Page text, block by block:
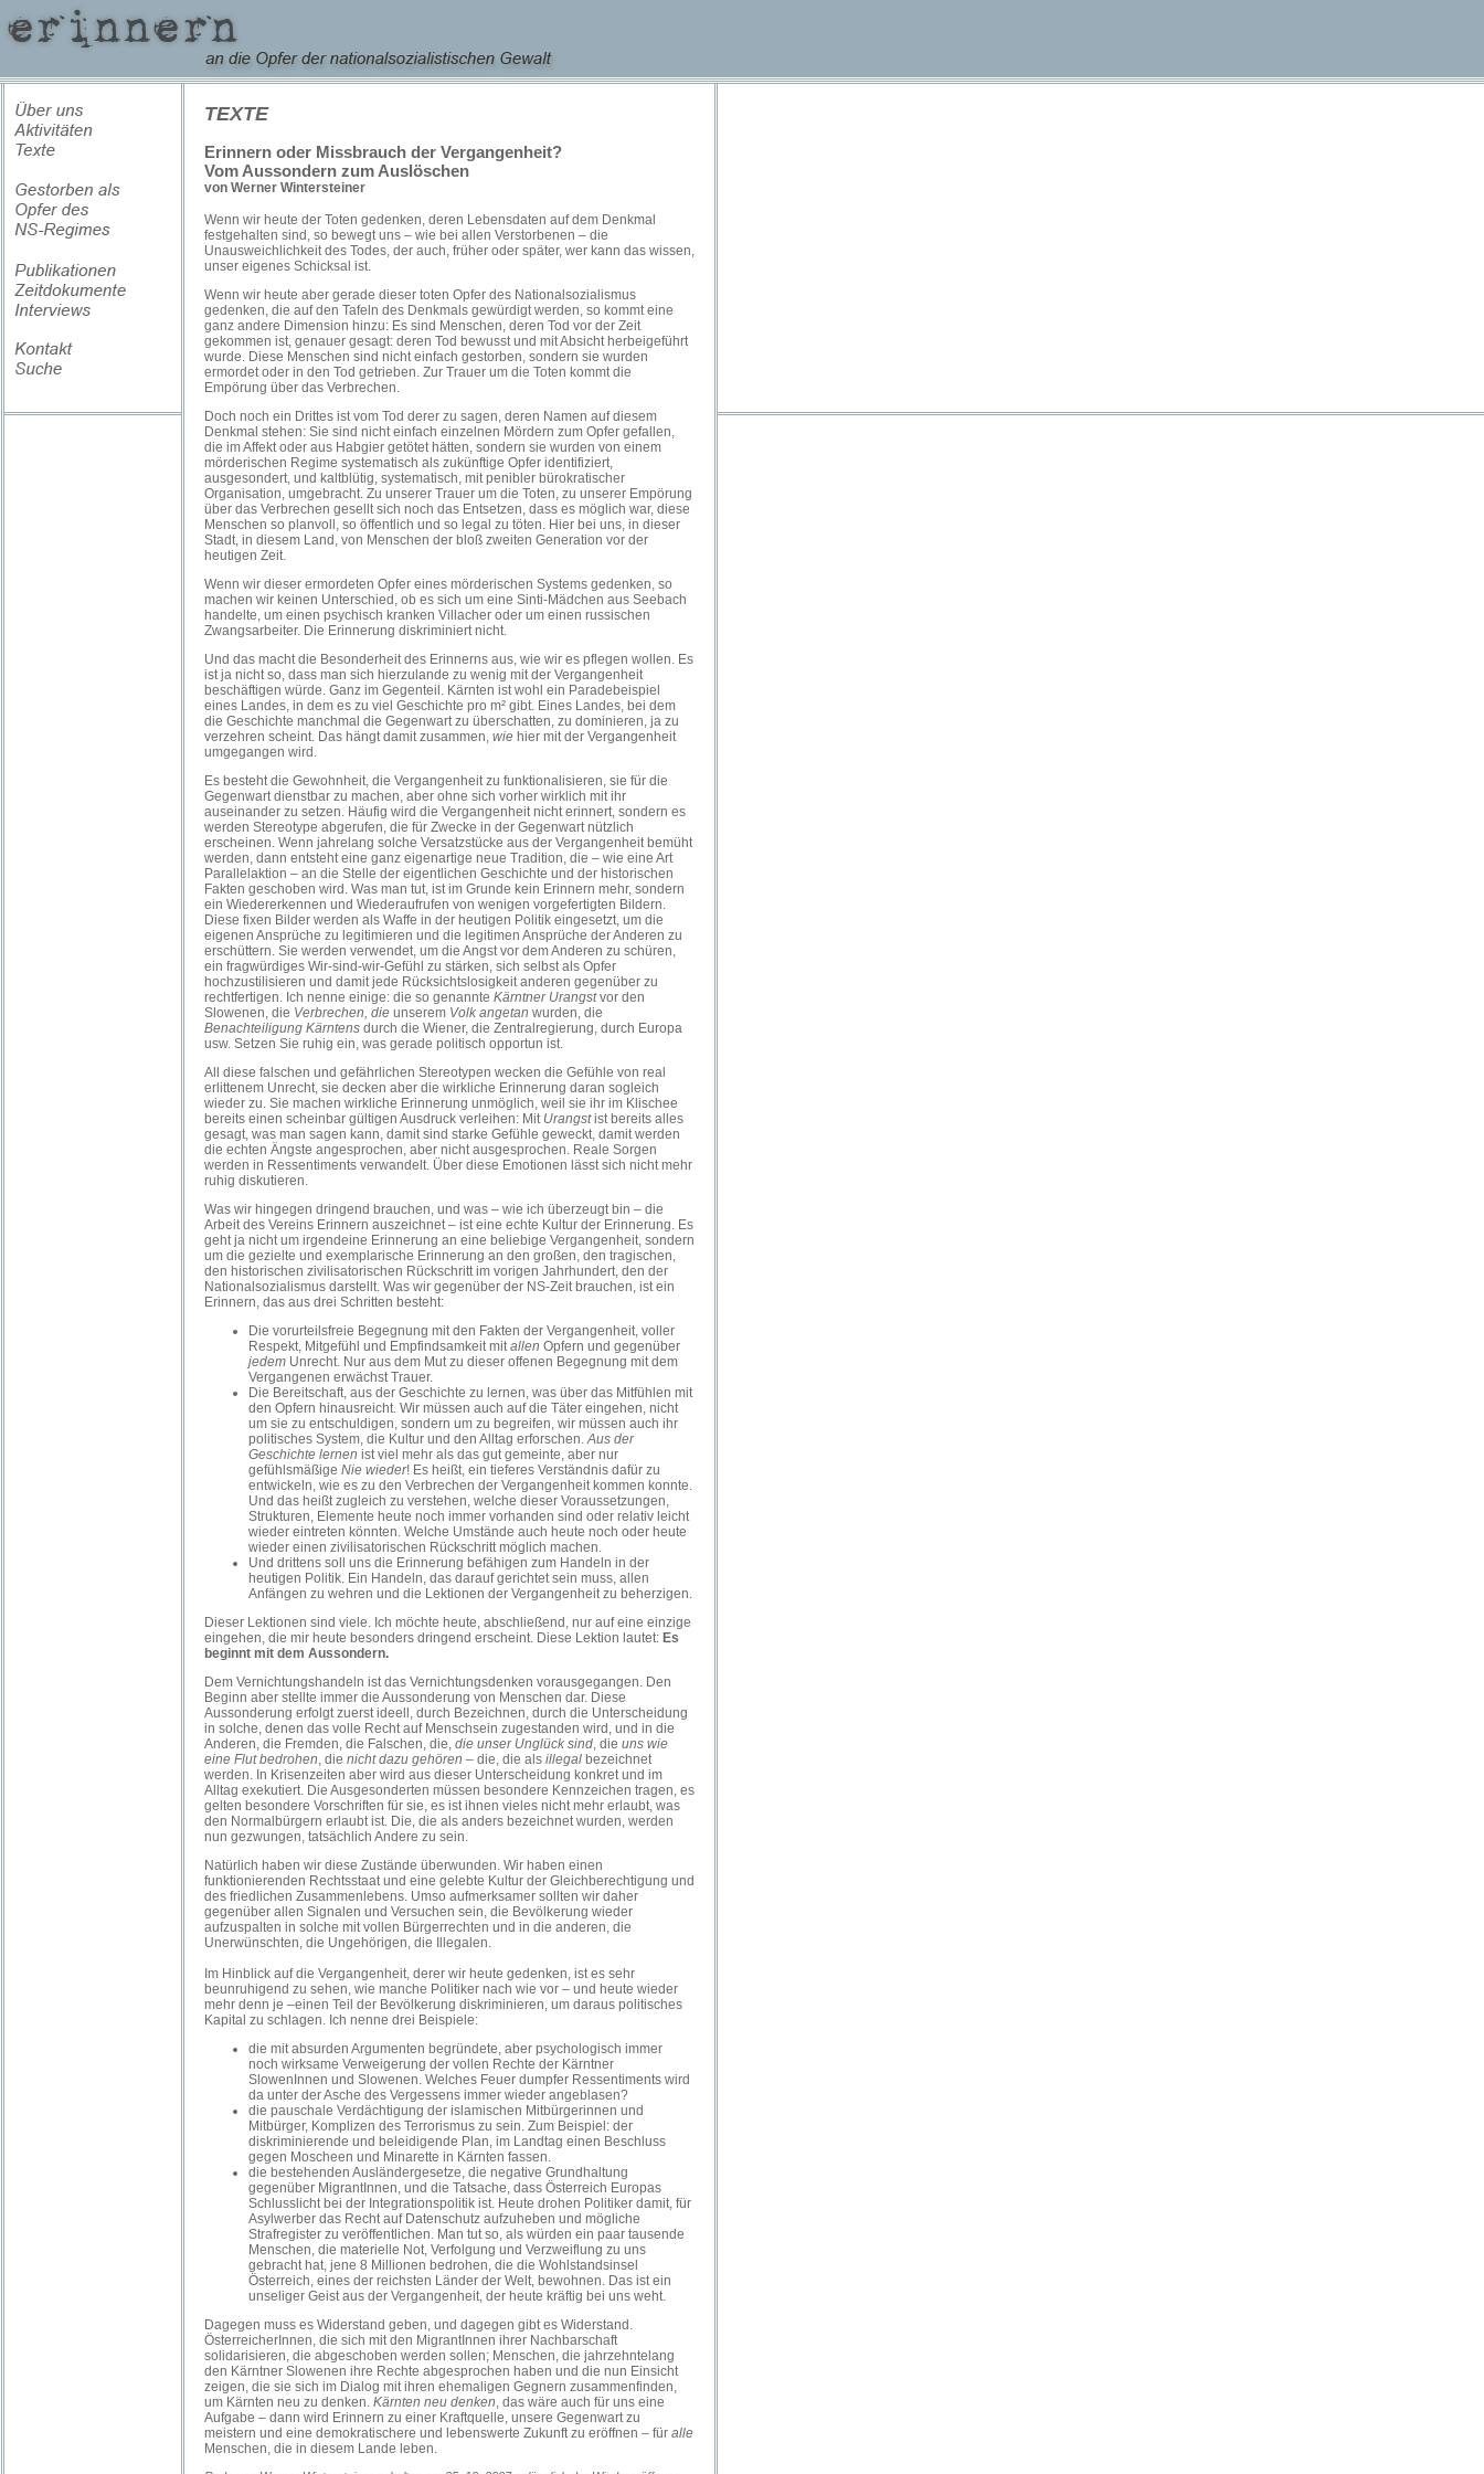
TEXTE
Erinnern oder Missbrauch der Vergangenheit?
Vom Aussondern zum Auslöschen
von Werner Wintersteiner
Wenn wir heute der Toten gedenken, deren Lebensdaten auf dem Denkmal
festgehalten sind, so bewegt uns – wie bei allen Verstorbenen – die
Unausweichlichkeit des Todes, der auch, früher oder später, wer kann das wissen,
unser eigenes Schicksal ist.
Wenn wir heute aber gerade dieser toten Opfer des Nationalsozialismus
gedenken, die auf den Tafeln des Denkmals gewürdigt werden, so kommt eine
ganz andere Dimension hinzu: Es sind Menschen, deren Tod vor der Zeit
gekommen ist, genauer gesagt: deren Tod bewusst und mit Absicht herbeigeführt
wurde. Diese Menschen sind nicht einfach gestorben, sondern sie wurden
ermordet oder in den Tod getrieben. Zur Trauer um die Toten kommt die
Empörung über das Verbrechen.
Doch noch ein Drittes ist vom Tod derer zu sagen, deren Namen auf diesem
Denkmal stehen: Sie sind nicht einfach einzelnen Mördern zum Opfer gefallen,
die im Affekt oder aus Habgier getötet hätten, sondern sie wurden von einem
mörderischen Regime systematisch als zukünftige Opfer identifiziert,
ausgesondert, und kaltblütig, systematisch, mit penibler bürokratischer
Organisation, umgebracht. Zu unserer Trauer um die Toten, zu unserer Empörung
über das Verbrechen gesellt sich noch das Entsetzen, dass es möglich war, diese
Menschen so planvoll, so öffentlich und so legal zu töten. Hier bei uns, in dieser
Stadt, in diesem Land, von Menschen der bloß zweiten Generation vor der
heutigen Zeit.
Wenn wir dieser ermordeten Opfer eines mörderischen Systems gedenken, so
machen wir keinen Unterschied, ob es sich um eine Sinti-Mädchen aus Seebach
handelte, um einen psychisch kranken Villacher oder um einen russischen
Zwangsarbeiter. Die Erinnerung diskriminiert nicht.
Und das macht die Besonderheit des Erinnerns aus, wie wir es pflegen wollen. Es
ist ja nicht so, dass man sich hierzulande zu wenig mit der Vergangenheit
beschäftigen würde. Ganz im Gegenteil. Kärnten ist wohl ein Paradebeispiel
eines Landes, in dem es zu viel Geschichte pro m² gibt. Eines Landes, bei dem
die Geschichte manchmal die Gegenwart zu überschatten, zu dominieren, ja zu
verzehren scheint. Das hängt damit zusammen, wie hier mit der Vergangenheit
umgegangen wird.
Es besteht die Gewohnheit, die Vergangenheit zu funktionalisieren, sie für die
Gegenwart dienstbar zu machen, aber ohne sich vorher wirklich mit ihr
auseinander zu setzen. Häufig wird die Vergangenheit nicht erinnert, sondern es
werden Stereotype abgerufen, die für Zwecke in der Gegenwart nützlich
erscheinen. Wenn jahrelang solche Versatzstücke aus der Vergangenheit bemüht
werden, dann entsteht eine ganz eigenartige neue Tradition, die – wie eine Art
Parallelaktion – an die Stelle der eigentlichen Geschichte und der historischen
Fakten geschoben wird. Was man tut, ist im Grunde kein Erinnern mehr, sondern
ein Wiedererkennen und Wiederaufrufen von wenigen vorgefertigten Bildern.
Diese fixen Bilder werden als Waffe in der heutigen Politik eingesetzt, um die
eigenen Ansprüche zu legitimieren und die legitimen Ansprüche der Anderen zu
erschüttern. Sie werden verwendet, um die Angst vor dem Anderen zu schüren,
ein fragwürdiges Wir-sind-wir-Gefühl zu stärken, sich selbst als Opfer
hochzustilisieren und damit jede Rücksichtslosigkeit anderen gegenüber zu
rechtfertigen. Ich nenne einige: die so genannte Kärntner Urangstvor den
Slowenen, die Verbrechen, die unserem Volk angetan wurden, die
Benachteiligung Kärntens durch die Wiener, die Zentralregierung, durch Europa
usw. Setzen Sie ruhig ein, was gerade politisch opportun ist.
All diese falschen und gefährlichen Stereotypen wecken die Gefühle von real
erlittenem Unrecht, sie decken aber die wirkliche Erinnerung daran sogleich
wieder zu. Sie machen wirkliche Erinnerung unmöglich, weil sie ihr im Klischee
bereits einen scheinbar gültigen Ausdruck verleihen: Mit Urangstist bereits alles
gesagt, was man sagen kann, damit sind starke Gefühle geweckt, damit werden
die echten Ängste angesprochen, aber nicht ausgesprochen. Reale Sorgen
werden in Ressentiments verwandelt. Über diese Emotionen lässt sich nicht mehr
ruhig diskutieren.
Was wir hingegen dringend brauchen, und was – wie ich überzeugt bin – die
Arbeit des Vereins Erinnern auszeichnet – ist eine echte Kultur der Erinnerung. Es
geht ja nicht um irgendeine Erinnerung an eine beliebige Vergangenheit, sondern
um die gezielte und exemplarische Erinnerung an den großen, den tragischen,
den historischen zivilisatorischen Rückschritt im vorigen Jahrhundert, den der
Nationalsozialismus darstellt. Was wir gegenüber der NS-Zeit brauchen, ist ein
Erinnern, das aus drei Schritten besteht:
Die vorurteilsfreie Begegnung mit den Fakten der Vergangenheit, voller
Respekt, Mitgefühl und Empfindsamkeit mitallen Opfern und gegenüber
jedem Unrecht. Nur aus dem Mut zu dieser offenen Begegnung mit dem
Vergangenen erwächst Trauer.
Die Bereitschaft, aus der Geschichte zu lernen, was über das Mitfühlen mit
den Opfern hinausreicht. Wir müssen auch auf die Täter eingehen, nicht
um sie zu entschuldigen, sondern um zu begreifen, wir müssen auch ihr
politisches System, die Kultur und den Alltag erforschen.Aus der
Geschichte lernen ist viel mehr als das gut gemeinte, aber nur
gefühlsmäßige Nie wieder! Es heißt, ein tieferes Verständnis dafür zu
entwickeln, wie es zu den Verbrechen der Vergangenheit kommen konnte.
Und das heißt zugleich zu verstehen, welche dieser Voraussetzungen,
Strukturen, Elemente heute noch immer vorhanden sind oder relativ leicht
wieder eintreten könnten. Welche Umstände auch heute noch oder heute
wieder einen zivilisatorischen Rückschritt möglich machen.
Und drittens soll uns die Erinnerung befähigen zum Handeln in der
heutigen Politik. Ein Handeln, das darauf gerichtet sein muss, allen
Anfängen zu wehren und die Lektionen der Vergangenheit zu beherzigen.
Dieser Lektionen sind viele. Ich möchte heute, abschließend, nur auf eine einzige
eingehen, die mir heute besonders dringend erscheint. Diese Lektion lautet: Es
beginnt mit dem Aussondern.
Dem Vernichtungshandeln ist das Vernichtungsdenken vorausgegangen. Den
Beginn aber stellte immer die Aussonderung von Menschen dar. Diese
Aussonderung erfolgt zuerst ideell, durch Bezeichnen, durch die Unterscheidung
in solche, denen das volle Recht auf Menschsein zugestanden wird, und in die
Anderen, die Fremden, die Falschen, die, die unser Unglück sind, die uns wie
eine Flut bedrohen, die nicht dazu gehören – die, die als illegal bezeichnet
werden. In Krisenzeiten aber wird aus dieser Unterscheidung konkret und im
Alltag exekutiert. Die Ausgesonderten müssen besondere Kennzeichen tragen, es
gelten besondere Vorschriften für sie, es ist ihnen vieles nicht mehr erlaubt, was
den Normalbürgern erlaubt ist. Die, die als anders bezeichnet wurden, werden
nun gezwungen, tatsächlich Andere zu sein.
Natürlich haben wir diese Zustände überwunden. Wir haben einen
funktionierenden Rechtsstaat und eine gelebte Kultur der Gleichberechtigung und
des friedlichen Zusammenlebens. Umso aufmerksamer sollten wir daher
gegenüber allen Signalen und Versuchen sein, die Bevölkerung wieder
aufzuspalten in solche mit vollen Bürgerrechten und in die anderen, die
Unerwünschten, die Ungehörigen, die Illegalen.
Im Hinblick auf die Vergangenheit, derer wir heute gedenken, ist es sehr
beunruhigend zu sehen, wie manche Politiker nach wie vor – und heute wieder
mehr denn je –einen Teil der Bevölkerung diskriminieren, um daraus politisches
Kapital zu schlagen. Ich nenne drei Beispiele:
die mit absurden Argumenten begründete, aber psychologisch immer
noch wirksame Verweigerung der vollen Rechte der Kärntner
SlowenInnen und Slowenen. Welches Feuer dumpfer Ressentiments wird
da unter der Asche des Vergessens immer wieder angeblasen?
die pauschale Verdächtigung der islamischen Mitbürgerinnen und
Mitbürger, Komplizen des Terrorismus zu sein. Zum Beispiel: der
diskriminierende und beleidigende Plan, im Landtag einen Beschluss
gegen Moscheen und Minarette in Kärnten fassen.
die bestehenden Ausländergesetze, die negative Grundhaltung
gegenüber MigrantInnen, und die Tatsache, dass Österreich Europas
Schlusslicht bei der Integrationspolitik ist. Heute drohen Politiker damit, für
Asylwerber das Recht auf Datenschutz aufzuheben und mögliche
Strafregister zu veröffentlichen. Man tut so, als würden ein paar tausende
Menschen, die materielle Not, Verfolgung und Verzweiflung zu uns
gebracht hat, jene 8 Millionen bedrohen, die die Wohlstandsinsel
Österreich, eines der reichsten Länder der Welt, bewohnen. Das ist ein
unseliger Geist aus der Vergangenheit, der heute kräftig bei uns weht.
Dagegen muss es Widerstand geben, und dagegen gibt es Widerstand.
ÖsterreicherInnen, die sich mit den MigrantInnen ihrer Nachbarschaft
solidarisieren, die abgeschoben werden sollen; Menschen, die jahrzehntelang
den Kärntner Slowenen ihre Rechte abgesprochen haben und die nun Einsicht
zeigen, die sie sich im Dialog mit ihren ehemaligen Gegnern zusammenfinden,
um Kärnten neu zu denken. Kärnten neu denken, das wäre auch für uns eine
Aufgabe – dann wird Erinnern zu einer Kraftquelle, unsere Gegenwart zu
meistern und eine demokratischere und lebenswerte Zukunft zu eröffnen – für alle
Menschen, die in diesem Lande leben.